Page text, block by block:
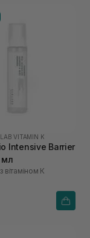
VITAMIN K
Intensive Barrier
мл
вітаміном К